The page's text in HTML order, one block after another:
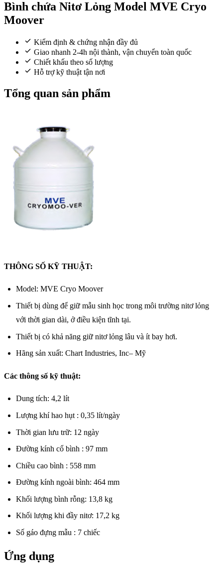
Bình chứa Nitơ Lỏng Model MVE Cryo
Moover
Kiểm định & chứng nhận đầy đủ
Giao nhanh 2-4h nội thành, vận chuyển toàn quốc
Chiết khấu theo số lượng
Hỗ trợ kỹ thuật tận nơi
Tổng quan sản phẩm
THÔNG SỐ KỸ THUẬT:
Model: MVE Cryo Moover
Thiết bị dùng để giữ mẫu sinh học trong môi trường nitơ lỏng
với thời gian dài, ở điều kiện tĩnh tại.
Thiết bị có khả năng giữ nitơ lỏng lâu và ít bay hơi.
Hãng sản xuất: Chart Industries, Inc– Mỹ
Các thông số kỹ thuật:
Dung tích: 4,2 lít
Lượng khí hao hụt : 0,35 lít/ngày
Thời gian lưu trữ: 12 ngày
Đường kính cổ bình : 97 mm
Chiều cao bình : 558 mm
Đường kính ngoài bình: 464 mm
Khối lượng bình rỗng: 13,8 kg
Khối lượng khi đầy nitơ: 17,2 kg
Số gáo đựng mẫu : 7 chiếc
Ứng dụng